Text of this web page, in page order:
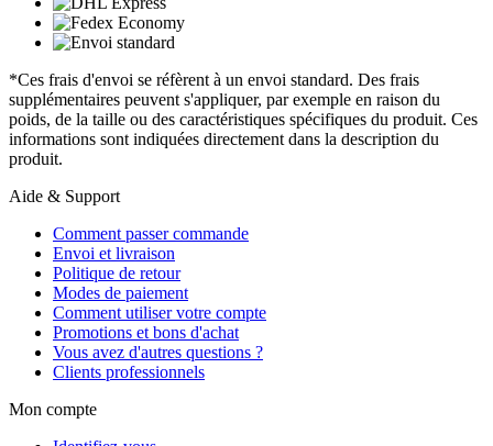
*Ces frais d'envoi se réfèrent à un envoi standard. Des frais
supplémentaires peuvent s'appliquer, par exemple en raison du
poids, de la taille ou des caractéristiques spécifiques du produit. Ces
informations sont indiquées directement dans la description du
produit.
Aide & Support
Comment passer commande
Envoi et livraison
Politique de retour
Modes de paiement
Comment utiliser votre compte
Promotions et bons d'achat
Vous avez d'autres questions ?
Clients professionnels
Mon compte